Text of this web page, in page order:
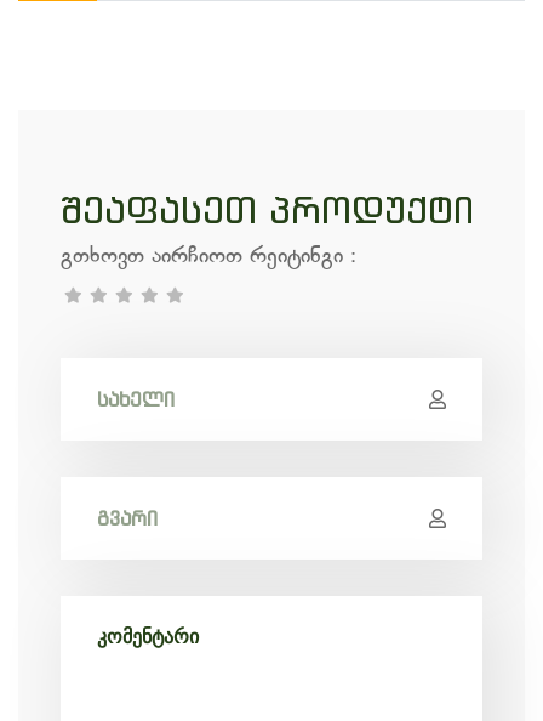
შეაფასეთ პროდუქტი
გთხოვთ აირჩიოთ რეიტინგი :